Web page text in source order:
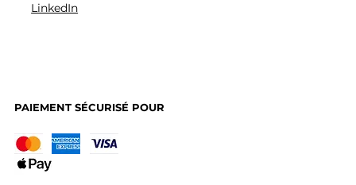
LinkedIn
PAIEMENT SÉCURISÉ POUR